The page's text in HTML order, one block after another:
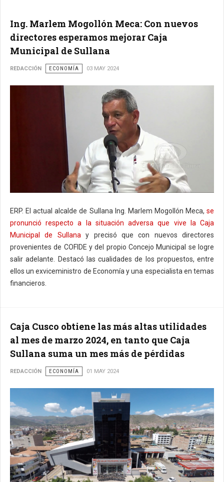
Ing. Marlem Mogollón Meca: Con nuevos
directores esperamos mejorar Caja
Municipal de Sullana
REDACCIÓN ECONOMÍA 03 MAY 2024
ERP. El actual alcalde de Sullana Ing. Marlem Mogollón Meca, se
pronunció respecto a la situación adversa que vive la Caja
Municipal de Sullanay precisó que con nuevos directores
provenientes de COFIDE y del propio Concejo Municipal se logre
salir adelante. Destacó las cualidades de los propuestos, entre
ellos un exviceministro de Economía y una especialista en temas
financieros.
Caja Cusco obtiene las más altas utilidades
al mes de marzo 2024, en tanto que Caja
Sullana suma un mes más de pérdidas
REDACCIÓN ECONOMÍA 01 MAY 2024